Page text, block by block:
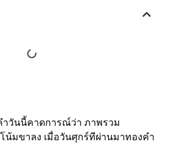
ำวันนี้คาดการณ์ว่า ภาพรวม
โน้มขาลง เมื่อวันศุกร์ทีผ่านมาทองคำ